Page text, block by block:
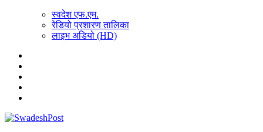
स्वदेश एफ.एम.
रेडियो प्रशारण तालिका
लाइभ अडियो (HD)